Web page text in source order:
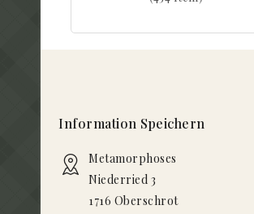
Information Speichern
Metamorphoses
Niederried 3
1716 Oberschrot